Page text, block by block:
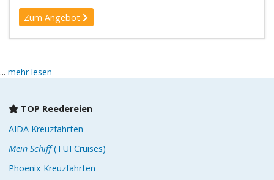
Zum Angebot
... mehr lesen
TOP Reedereien
AIDA Kreuzfahrten
Mein Schiff(TUI Cruises)
Phoenix Kreuzfahrten